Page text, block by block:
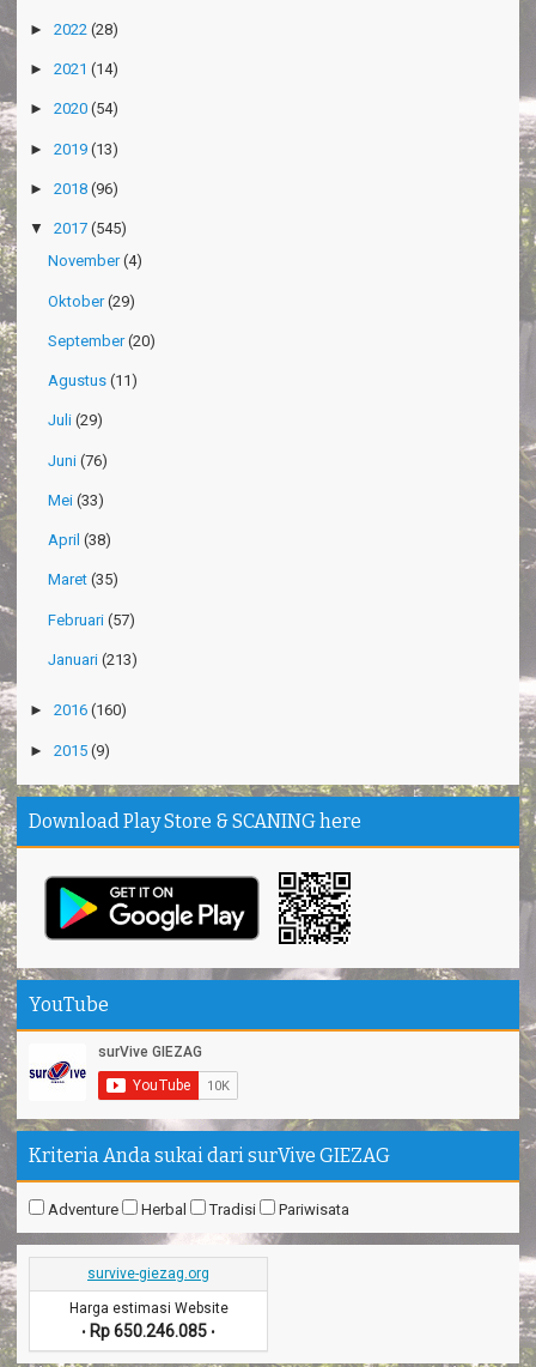
► 2022 (28)
► 2021 (14)
► 2020 (54)
► 2019 (13)
► 2018 (96)
▼ 2017 (545)
November(4)
Oktober(29)
September(20)
Agustus (11)
Juli (29)
Juni (76)
Mei (33)
April (38)
Maret (35)
Februari (57)
Januari (213)
► 2016 (160)
► 2015 (9)
Download Play Store & SCANING here
YouTube
Kriteria Anda sukai dari surVive GIEZAG
Adventure Herbal Tradisi Pariwisata
survive-giezag.org
Harga estimasi Website
• Rp 650.246.085 •